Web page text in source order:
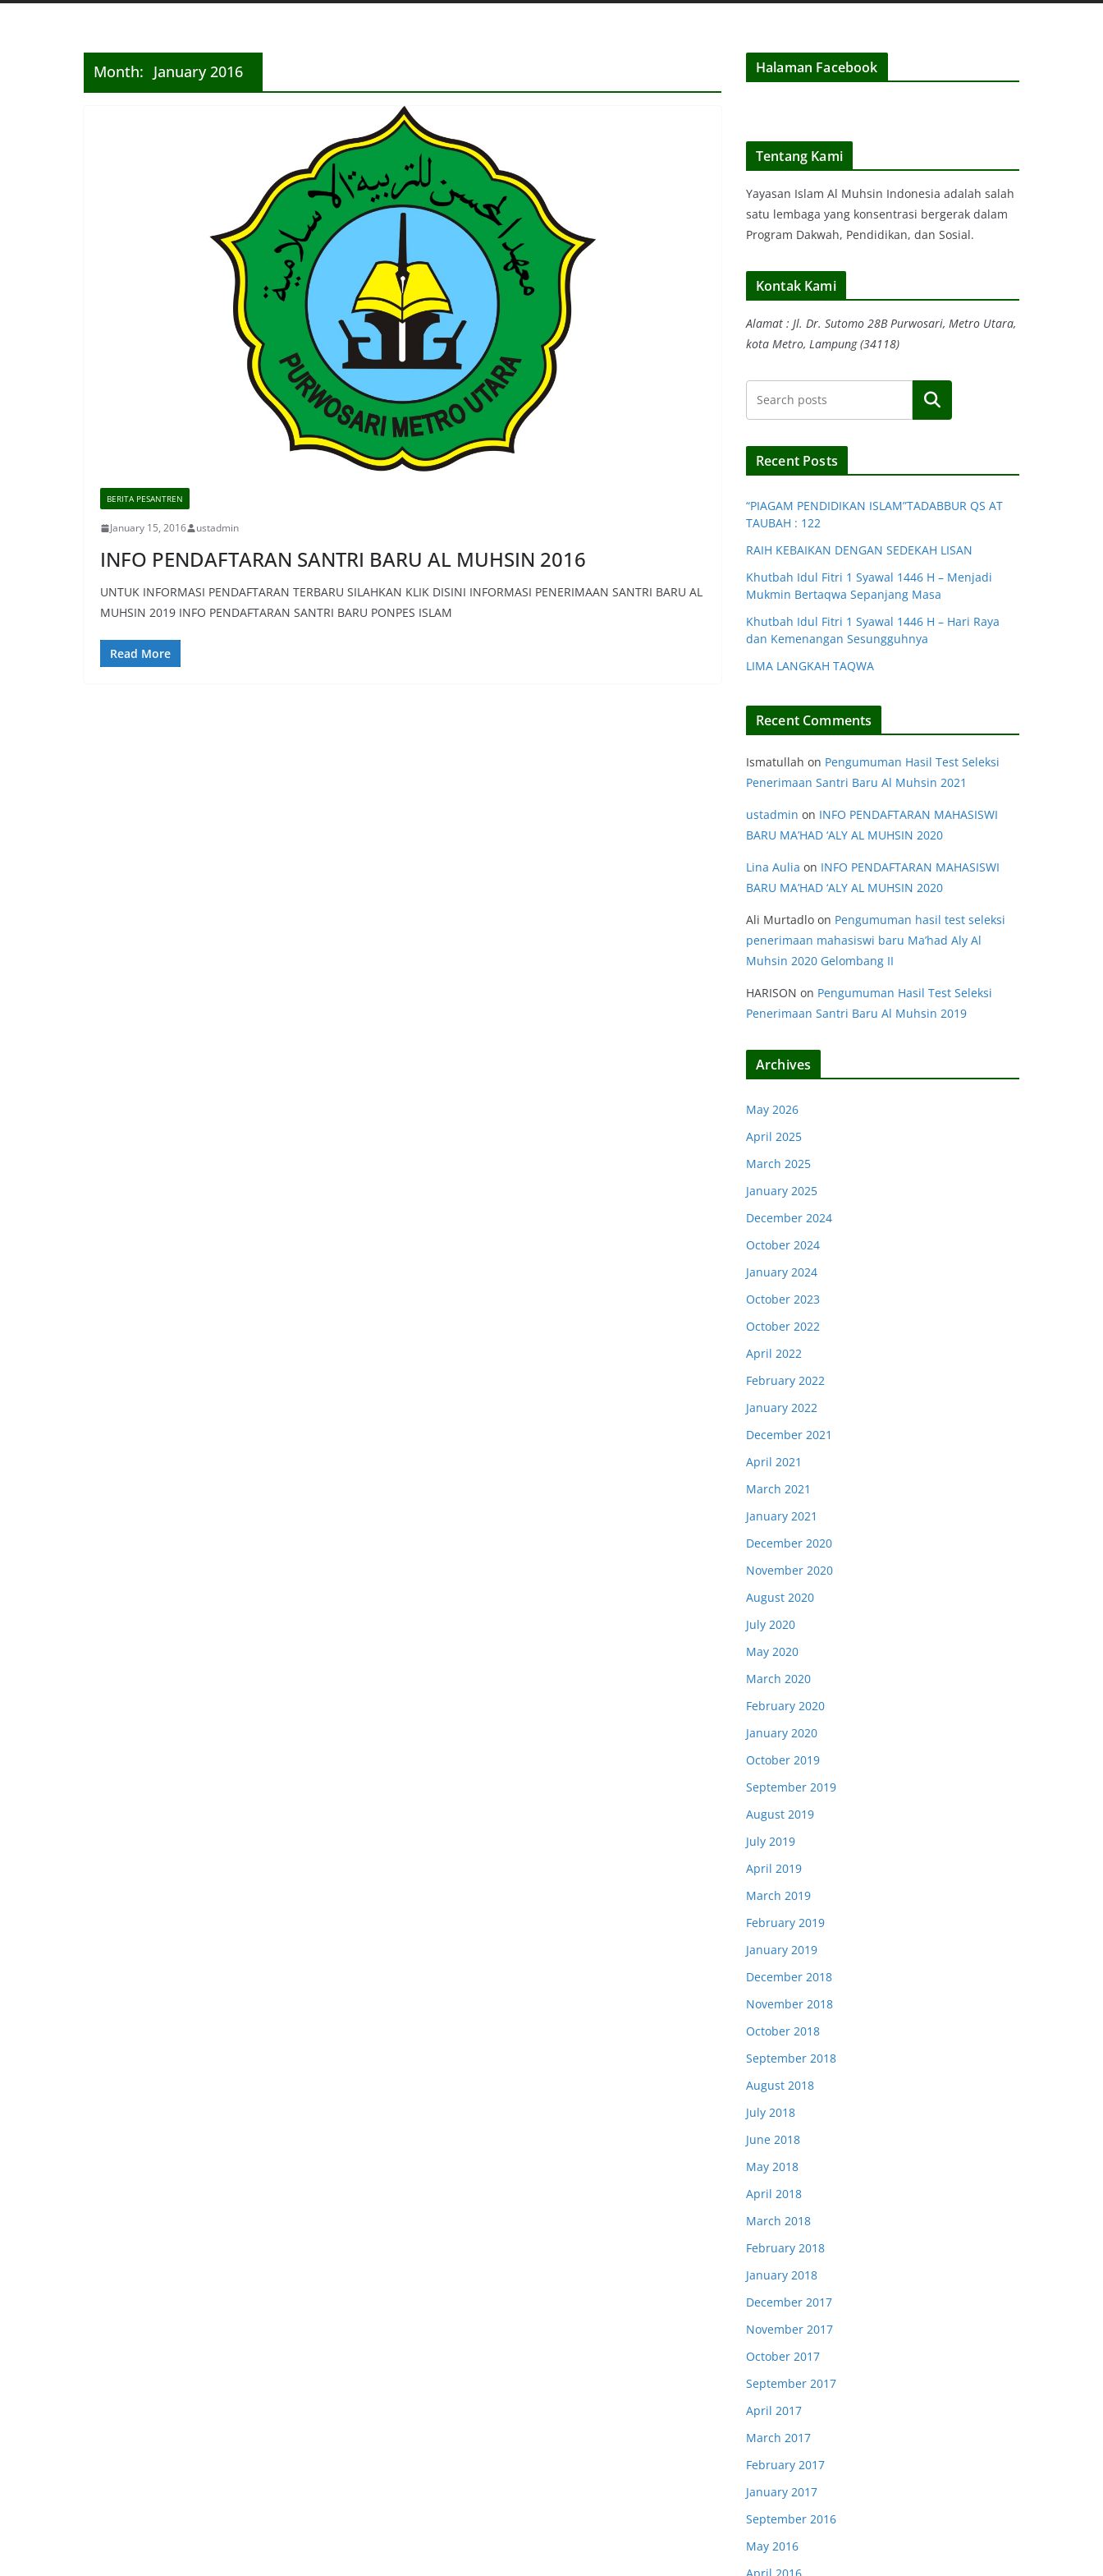
Month: January 2016
BERITA PESANTREN
January 15, 2016 ustadmin
INFO PENDAFTARAN SANTRI BARU AL MUHSIN 2016
UNTUK INFORMASI PENDAFTARAN TERBARU SILAHKAN KLIK DISINI INFORMASI PENERIMAAN SANTRI BARU AL
MUHSIN 2019 INFO PENDAFTARAN SANTRI BARU PONPES ISLAM
Read More
Halaman Facebook
Tentang Kami
Yayasan Islam Al Muhsin Indonesia adalah salah
satu lembaga yang konsentrasi bergerak dalam
Program Dakwah, Pendidikan, dan Sosial.
Kontak Kami
Alamat : Jl. Dr. Sutomo 28B Purwosari, Metro Utara,
kota Metro, Lampung (34118)
Search
Recent Posts
“PIAGAM PENDIDIKAN ISLAM”TADABBUR QS AT
TAUBAH : 122
RAIH KEBAIKAN DENGAN SEDEKAH LISAN
Khutbah Idul Fitri 1 Syawal 1446 H – Menjadi
Mukmin Bertaqwa Sepanjang Masa
Khutbah Idul Fitri 1 Syawal 1446 H – Hari Raya
dan Kemenangan Sesungguhnya
LIMA LANGKAH TAQWA
Recent Comments
Ismatullah on Pengumuman Hasil Test Seleksi
Penerimaan Santri Baru Al Muhsin 2021
ustadmin on INFO PENDAFTARAN MAHASISWI
BARU MA’HAD ‘ALY AL MUHSIN 2020
Lina Aulia on INFO PENDAFTARAN MAHASISWI
BARU MA’HAD ‘ALY AL MUHSIN 2020
Ali Murtadlo on Pengumuman hasil test seleksi
penerimaan mahasiswi baru Ma’had Aly Al
Muhsin 2020 Gelombang II
HARISON on Pengumuman Hasil Test Seleksi
Penerimaan Santri Baru Al Muhsin 2019
Archives
May 2026
April 2025
March 2025
January 2025
December 2024
October 2024
January 2024
October 2023
October 2022
April 2022
February 2022
January 2022
December 2021
April 2021
March 2021
January 2021
December 2020
November 2020
August 2020
July 2020
May 2020
March 2020
February 2020
January 2020
October 2019
September 2019
August 2019
July 2019
April 2019
March 2019
February 2019
January 2019
December 2018
November 2018
October 2018
September 2018
August 2018
July 2018
June 2018
May 2018
April 2018
March 2018
February 2018
January 2018
December 2017
November 2017
October 2017
September 2017
April 2017
March 2017
February 2017
January 2017
September 2016
May 2016